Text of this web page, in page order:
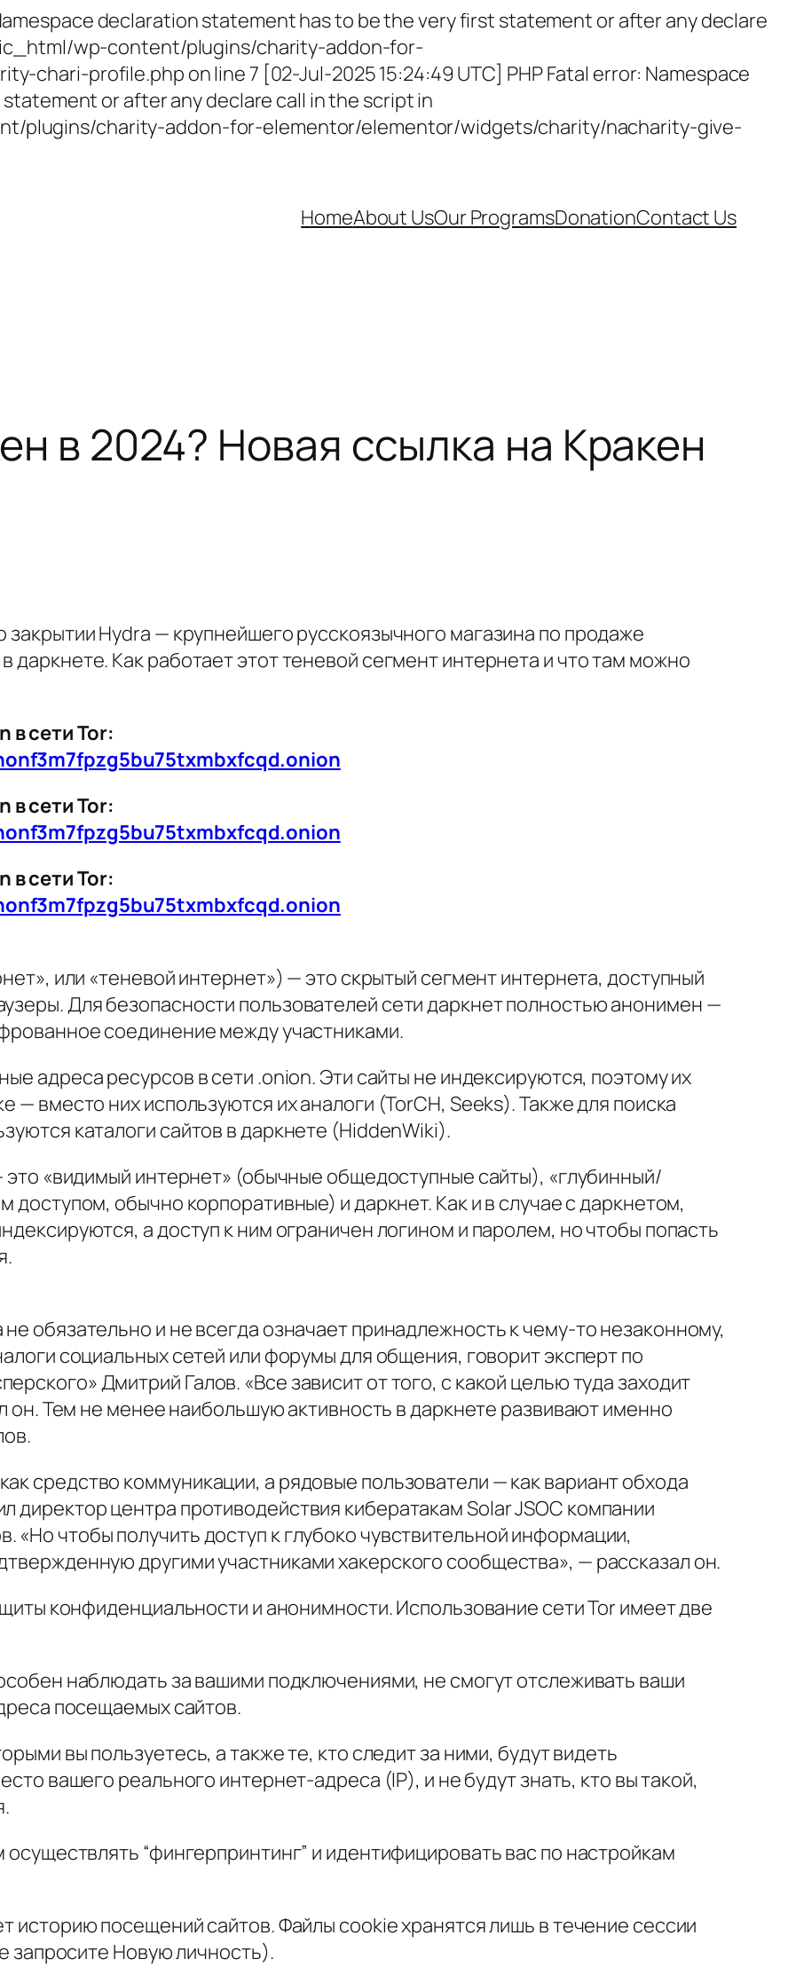
declaration statement has to be the very first statement or after any declare
wp-content/plugins/charity-addon-for-
chari-profile.php on line 7 [02-Jul-2025 15:24:49 UTC] PHP Fatal error: Namespace
or after any declare call in the script in
plugins/charity-addon-for-elementor/elementor/widgets/charity/nacharity-give-
HomeAbout UsOur ProgramsDonationContact Us
в 2024? Новая ссылка на Кракен
Hydra — крупнейшего русскоязычного магазина по продаже
даркнете. Как работает этот теневой сегмент интернета и что там можно
в сети Tor:
в сети Tor:
в сети Tor:
или «теневой интернет») — это скрытый сегмент интернета, доступный
Для безопасности пользователей сети даркнет полностью анонимен —
соединение между участниками.
адреса ресурсов в сети .onion. Эти сайты не индексируются, поэтому их
— вместо них используются их аналоги (TorCH, Seeks). Также для поиска
каталоги сайтов в даркнете (HiddenWiki).
«видимый интернет» (обычные общедоступные сайты), «глубинный/
доступом, обычно корпоративные) и даркнет. Как и в случае с даркнетом,
а доступ к ним ограничен логином и паролем, но чтобы попасть
обязательно и не всегда означает принадлежность к чему-то незаконному,
социальных сетей или форумы для общения, говорит эксперт по
Дмитрий Галов. «Все зависит от того, с какой целью туда заходит
он. Тем не менее наибольшую активность в даркнете развивают именно
средство коммуникации, а рядовые пользователи — как вариант обхода
директор центра противодействия кибератакам Solar JSOC компании
чтобы получить доступ к глубоко чувствительной информации,
другими участниками хакерского сообщества», — рассказал он.
конфиденциальности и анонимности. Использование сети Tor имеет две
наблюдать за вашими подключениями, не смогут отслеживать ваши
посещаемых сайтов.
вы пользуетесь, а также те, кто следит за ними, будут видеть
вашего реального интернет-адреса (IP), и не будут знать, кто вы такой,
“фингерпринтинг” и идентифицировать вас по настройкам
историю посещений сайтов. Файлы cookie хранятся лишь в течение сессии
запросите Новую личность).